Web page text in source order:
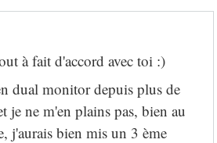
à fait d'accord avec toi :)
dual monitor depuis plus de
je ne m'en plains pas, bien au
j'aurais bien mis un 3 ème